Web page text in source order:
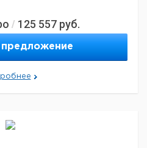
/ 125 557 руб.
предложение